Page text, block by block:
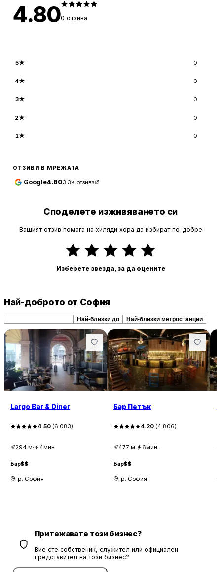
4.800 отзива
5★ 0
4★ 0
3★ 0
2★ 0
1★ 0
ОТЗИВИ В МРЕЖАТА
Google4.803.3K отзива
Споделете изживяването си
Вашият отзив помага на хиляди хора да избират по-добре
Изберете звезда, за да оцените
Най-доброто от София
Най-близки до Най-близки метростанции
Largo Bar & Diner
4.50 (6,083)
294 м· 4мин.
Бар$$
гр. София
Бар Петък
4.20 (4,806)
477 м· 6мин.
Бар$$
гр. София
Притежавате този бизнес?
Вие сте собственик, служител или официален
представител на този бизнес?